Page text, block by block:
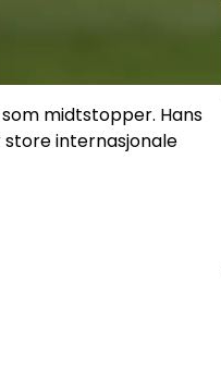
midtstopper. Hans
internasjonale